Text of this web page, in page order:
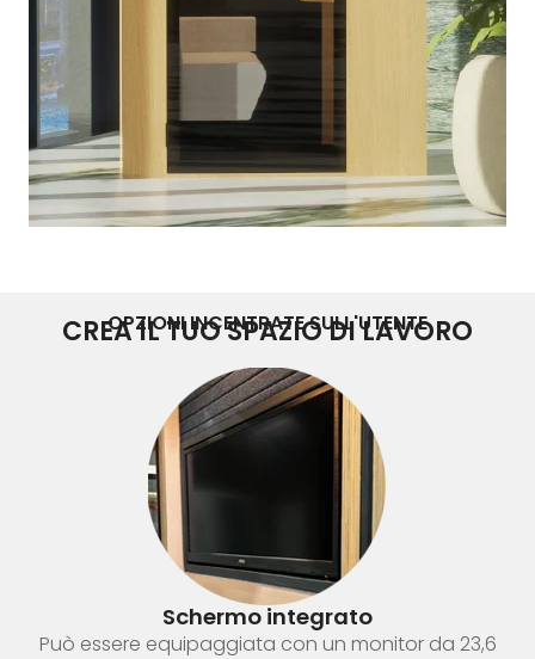
OPZIONI INCENTRATE SULL'UTENTE
CREA IL TUO SPAZIO DI LAVORO
Schermo integrato
Può essere equipaggiata con un monitor da 23,6